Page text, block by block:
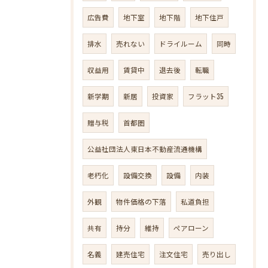
広告費 地下室 地下階 地下住戸
排水 売れない ドライルーム 同時
収益用 賃貸中 退去後 転職
新学期 新居 投資家 フラット35
贈与税 首都圏
公益社団法人東日本不動産流通機構
老朽化 設備交換 設備 内装
外観 物件価格の下落 私道負担
共有 持分 維持 ペアローン
名義 建売住宅 注文住宅 売り出し